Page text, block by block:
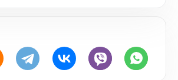
планировка